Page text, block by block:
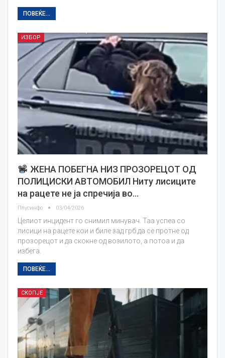
ПОВЕЌЕ...
ИЗБОР
ЖЕНА ПОБЕГНА НИЗ ПРОЗОРЕЦОТ ОД
ПОЛИЦИСКИ АВТОМОБИЛ Ниту лисиците
на рацете не ја спречија во…
Плусинфо 03/04/2026
Целиот инцидент го снимил минувач. Таа успеа со
лисици на рацете кои и биле зад грб да се протне од
прозорецот и да скокне од возилото, а потоа и да
избега.
ПОВЕЌЕ...
СКОПЈЕ